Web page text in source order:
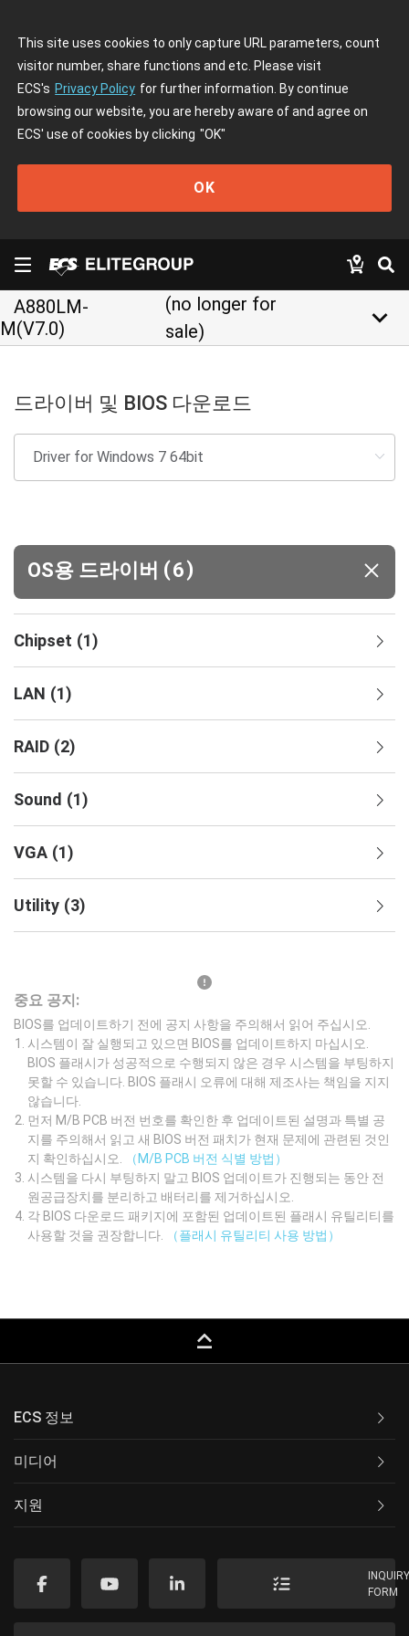
This site uses cookies to only capture URL parameters, count
visitor number, share functions and etc. Please visit
ECS's Privacy Policy for further information. By continue
browsing our website, you are hereby aware of and agree on
ECS' use of cookies by clicking "OK"
OK
A880LM-
M(V7.0)
(no longer for
sale)
keyboard_arrow_down
드라이버 및 BIOS 다운로드
OS용 드라이버 (6)
Chipset (1)
LAN (1)
RAID (2)
Sound (1)
VGA (1)
Utility (3)
중요 공지:
BIOS를 업데이트하기 전에 공지 사항을 주의해서 읽어 주십시오.
시스템이 잘 실행되고 있으면 BIOS를 업데이트하지 마십시오.
BIOS 플래시가 성공적으로 수행되지 않은 경우 시스템을 부팅하지
못할 수 있습니다. BIOS 플래시 오류에 대해 제조사는 책임을 지지
않습니다.
먼저 M/B PCB 버전 번호를 확인한 후 업데이트된 설명과 특별 공
지를 주의해서 읽고 새 BIOS 버전 패치가 현재 문제에 관련된 것인
지 확인하십시오.
（M/B PCB 버전 식별 방법）
시스템을 다시 부팅하지 말고 BIOS 업데이트가 진행되는 동안 전
원공급장치를 분리하고 배터리를 제거하십시오.
각 BIOS 다운로드 패키지에 포함된 업데이트된 플래시 유틸리티를
사용할 것을 권장합니다.
（플래시 유틸리티 사용 방법）
keyboard_capslock
ECS 정보
미디어
지원
FORM